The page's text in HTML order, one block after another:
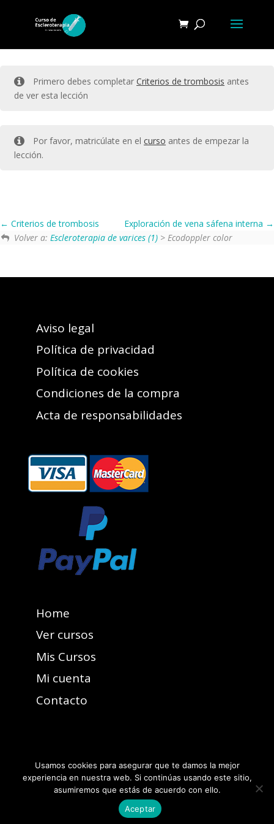
Primero debes completarCriterios de trombosis antes
de ver esta lección
Por favor, matricúlate en elcurso antes de empezar la
lección.
Criterios de trombosis
Exploración de vena sáfena interna
Volver a: Escleroterapia de varices (1)> Ecodoppler color
Aviso legal
Política de privacidad
Política de cookies
Condiciones de la compra
Acta de responsabilidades
Home
Ver cursos
Mis Cursos
Mi cuenta
Contacto
Reservados todos los derechos de propiedad
Usamos cookies para asegurar que te damos la mejor
experiencia en nuestra web. Si continúas usando este sitio,
asumiremos que estás de acuerdo con ello.
Aceptar